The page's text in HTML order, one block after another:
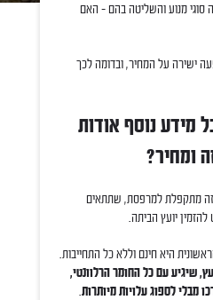
סוגי מנוע והשליטה בהם – האם
ישירה על המחיר, ובדומה לכך
מידע נוסף אודות
ומחיר?
מתקפלת למרפסת, שתתאים
יועץ הביתה.
היא חינם וללא כל התחייבות.
שיגיע עם כל החומר הרלוונטי,
מבלי לספוג עלויות מיותרות.